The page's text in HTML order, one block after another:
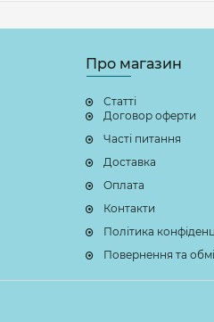
Про магазин
Статті
Договор оферти
Часті питання
Доставка
Оплата
Контакти
Політика
Повернення та